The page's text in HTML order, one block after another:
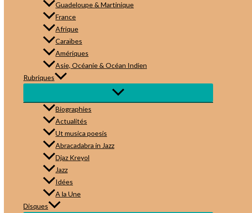
Guadeloupe & Martinique
France
Afrique
Caraïbes
Amériques
Asie, Océanie & Océan Indien
Rubriques
Biographies
Actualités
Ut musica poesis
Abracadabra in Jazz
Djaz Kreyol
Jazz
Idées
A la Une
Disques